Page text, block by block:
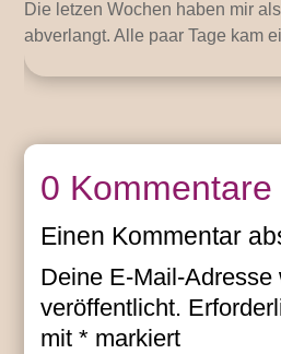
Die letzen Wochen haben mir
abverlangt. Alle paar Tage kam
0 Kommentare
Einen Kommentar
Deine E-Mail-Adresse
veröffentlicht.
mit* markiert